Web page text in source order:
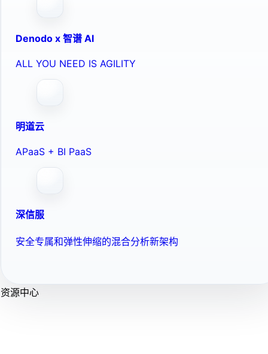
Denodo x 智谱 AI
ALL YOU NEED IS AGILITY
明道云
APaaS + BI PaaS
深信服
安全专属和弹性伸缩的混合分析新架构
资源中心